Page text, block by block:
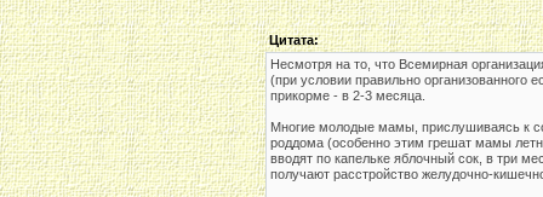
Цитата:
Несмотря на то, что Всемирная
(при условии правильно организованного
прикорме - в 2-3 месяца.
Многие молодые мамы, прислушиваясь к
роддома (особенно этим грешат мамы
вводят по капельке яблочный сок, в три
получают расстройство желудочно-